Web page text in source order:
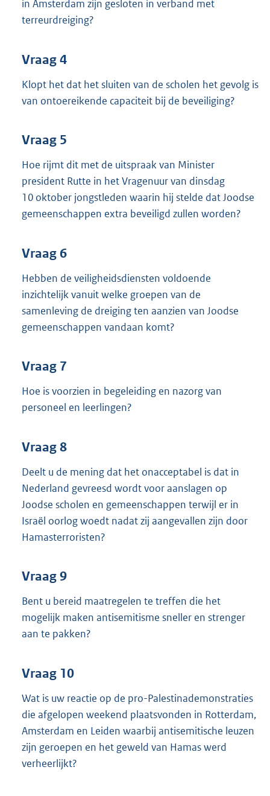
in Amsterdam zijn gesloten in verband met
terreurdreiging?
Vraag 4
Klopt het dat het sluiten van de scholen het gevolg is
van ontoereikende capaciteit bij de beveiliging?
Vraag 5
Hoe rijmt dit met de uitspraak van Minister
president Rutte in het Vragenuur van dinsdag
10 oktober jongstleden waarin hij stelde dat Joodse
gemeenschappen extra beveiligd zullen worden?
Vraag 6
Hebben de veiligheidsdiensten voldoende
inzichtelijk vanuit welke groepen van de
samenleving de dreiging ten aanzien van Joodse
gemeenschappen vandaan komt?
Vraag 7
Hoe is voorzien in begeleiding en nazorg van
personeel en leerlingen?
Vraag 8
Deelt u de mening dat het onacceptabel is dat in
Nederland gevreesd wordt voor aanslagen op
Joodse scholen en gemeenschappen terwijl er in
Israël oorlog woedt nadat zij aangevallen zijn door
Hamasterroristen?
Vraag 9
Bent u bereid maatregelen te treffen die het
mogelijk maken antisemitisme sneller en strenger
aan te pakken?
Vraag 10
Wat is uw reactie op de pro-Palestinademonstraties
die afgelopen weekend plaatsvonden in Rotterdam,
Amsterdam en Leiden waarbij antisemitische leuzen
zijn geroepen en het geweld van Hamas werd
verheerlijkt?